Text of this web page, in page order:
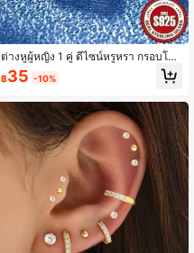
ต่างหูผู้หญิง 1 คู่ ดีไซน์หรูหรา กรอบโลห
ะโค้งเงาวาวลายเส้นคู่สไตล์สตรีมไลน์
ประดับเซอร์โคเนียสังเคราะห์ทรงกลมเดี่
รค์วันหยุด วันครบรอบ และเป็นของขวั
ญ
฿35 -10%